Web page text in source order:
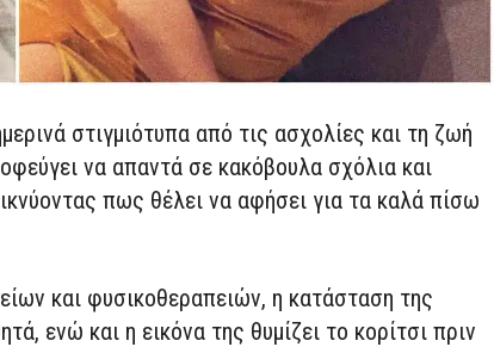
στιγμιότυπα από τις ασχολίες και τη ζωή
να απαντά σε κακόβουλα σχόλια και
πως θέλει να αφήσει για τα καλά πίσω
και φυσικοθεραπειών, η κατάσταση της
ενώ και η εικόνα της θυμίζει το κορίτσι πριν